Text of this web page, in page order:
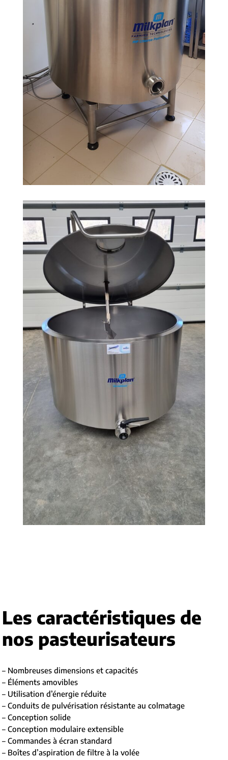
Les caractéristiques de
nos pasteurisateurs
– Nombreuses dimensions et capacités
– Éléments amovibles
– Utilisation d’énergie réduite
– Conduits de pulvérisation résistante au colmatage
– Conception solide
– Conception modulaire extensible
– Commandes à écran standard
– Boîtes d’aspiration de filtre à la volée